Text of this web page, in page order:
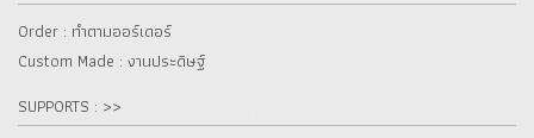
Order : ทำตามออร์เดอร์
Custom Made : งานประดิษฐ์
SUPPORTS : >>